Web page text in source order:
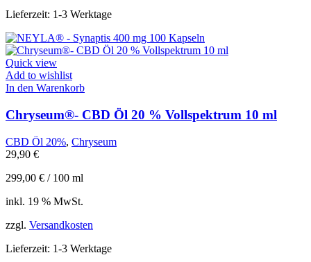
Lieferzeit: 1-3 Werktage
Quick view
Add to wishlist
In den Warenkorb
Chryseum®- CBD Öl 20 % Vollspektrum 10 ml
CBD Öl 20%, Chryseum
29,90 €
299,00 € / 100 ml
inkl. 19 % MwSt.
zzgl. Versandkosten
Lieferzeit: 1-3 Werktage